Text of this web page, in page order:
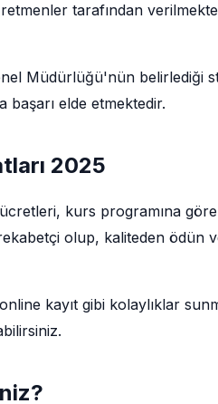
tarafından
Müdürlüğü'nün belirlediği
başarı elde etmektedir.
2025
kurs programına
olup, kaliteden ödün
kayıt gibi kolaylıklar